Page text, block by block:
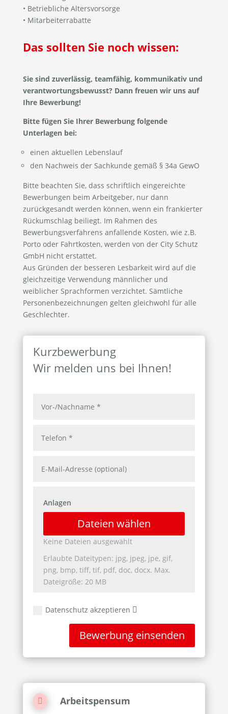
• Betriebliche Altersvorsorge
• Mitarbeiterrabatte
Das sollten Sie noch wissen:
Sie sind zuverlässig, teamfähig, kommunikativ und
verantwortungsbewusst? Dann freuen wir uns auf
Ihre Bewerbung!
Bitte fügen Sie Ihrer Bewerbung folgende
Unterlagen bei:
einen aktuellen Lebenslauf
den Nachweis der Sachkunde gemäß § 34a GewO
Bitte beachten Sie, dass schriftlich eingereichte
Bewerbungen beim Arbeitgeber, nur dann
zurückgesandt werden können, wenn ein frankierter
Rückumschlag beiliegt. Im Rahmen des
Bewerbungsverfahrens anfallende Kosten, wie z.B.
Porto oder Fahrtkosten, werden von der City Schutz
GmbH nicht erstattet.
Aus Gründen der besseren Lesbarkeit wird auf die
gleichzeitige Verwendung männlicher und
weiblicher Sprachformen verzichtet. Sämtliche
Personenbezeichnungen gelten gleichwohl für alle
Geschlechter.
Kurzbewerbung
Wir melden uns bei Ihnen!
Anlagen
Dateien wählen
Keine Dateien ausgewählt
Erlaubte Dateitypen: jpg, jpeg, jpe, gif,
png, bmp, tiff, tif, pdf, doc, docx. Max.
Dateigröße: 20 MB
Datenschutz akzeptieren
Bewerbung einsenden
 Arbeitspensum